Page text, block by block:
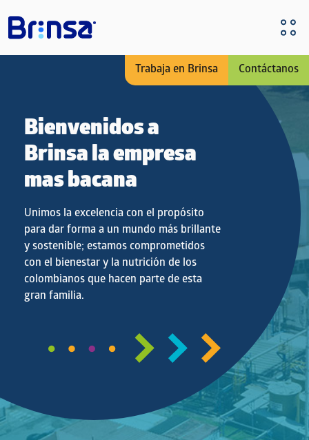
Trabaja en Brinsa Contáctanos
Bienvenidos a
Brinsa la empresa
mas bacana
Unimos la excelencia con el propósito
para dar forma a un mundo más brillante
y sostenible; estamos comprometidos
con el bienestar y la nutrición de los
colombianos que hacen parte de esta
gran familia.